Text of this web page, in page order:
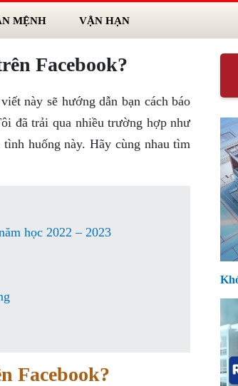
MỆNH VẬN HẠN
Facebook?
này sẽ hướng dẫn bạn cách báo
đã trải qua nhiều trường hợp như
huống này. Hãy cùng nhau tìm
học 2022 – 2023
Facebook?